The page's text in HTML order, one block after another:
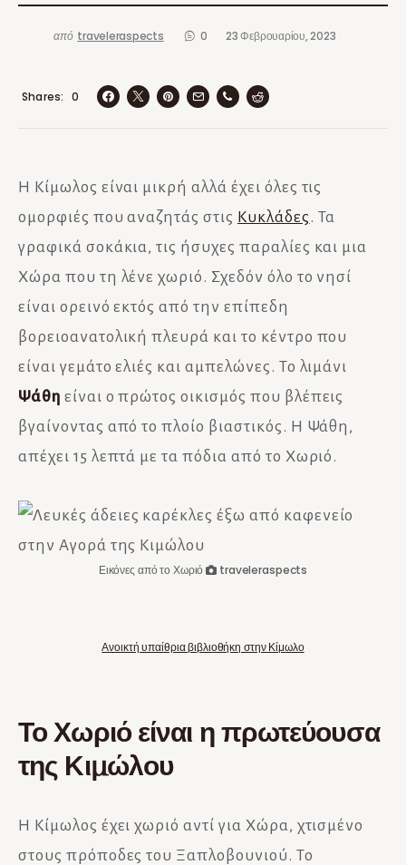
από traveleraspects 0 23 Φεβρουαρίου, 2023
0
Shares
Η Κίμωλος είναι μικρή αλλά έχει όλες τις
ομορφιές που αναζητάς στις Κυκλάδες . Τα
γραφικά σοκάκια, τις ήσυχες παραλίες και μια
Χώρα που τη λένε χωριό. Σχεδόν όλο το νησί
είναι ορεινό εκτός από την επίπεδη
βορειοανατολική πλευρά και το κέντρο που
είναι γεμάτο ελιές και αμπελώνες. Το λιμάνι
Ψάθη είναι ο πρώτος οικισμός που βλέπεις
βγαίνοντας από το πλοίο βιαστικός. Η Ψάθη,
απέχει 15 λεπτά με τα πόδια από το Χωριό.
Εικόνες από το Χωριό traveleraspects
Ανοικτή υπαίθρια βιβλιοθήκη στην Κίμωλο
Το Χωριό είναι η πρωτεύουσα
της Κιμώλου
Η Κίμωλος έχει χωριό αντί για Χώρα, χτισμένο
στους πρόποδες του Ξαπλοβουνιού. Το